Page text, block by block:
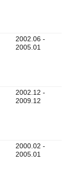
2002.06 -
2005.01
2002.12 -
2009.12
2000.02 -
2005.01